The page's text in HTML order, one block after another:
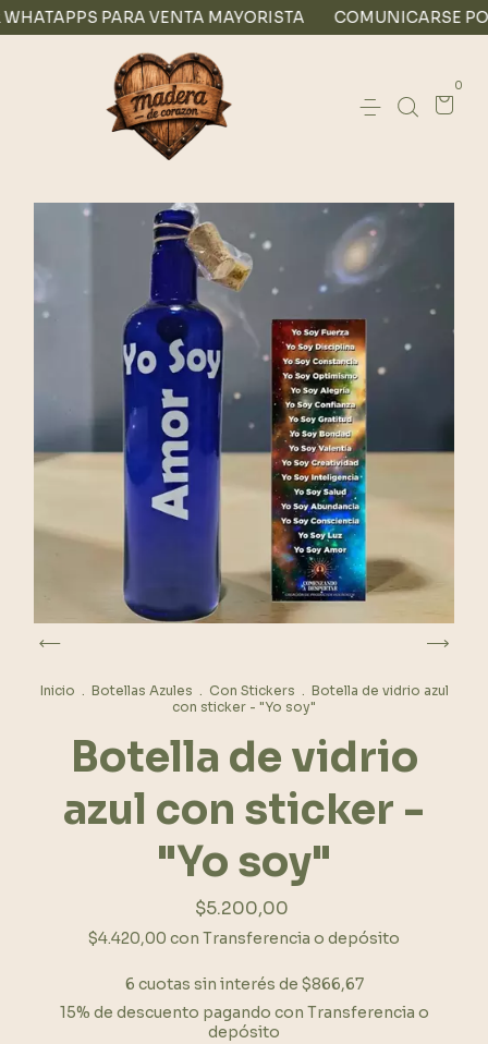
PARA VENTA MAYORISTA COMUNICARSE POR
0
Inicio . Botellas Azules . Con Stickers . Botella de vidrio azul
con sticker - "Yo soy"
Botella de vidrio
azul con sticker -
"Yo soy"
$5.200,00
$4.420,00 con Transferencia o depósito
6 cuotas sin interés de $866,67
15% de descuento pagando con Transferencia o
depósito